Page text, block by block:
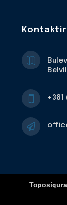

 +381
